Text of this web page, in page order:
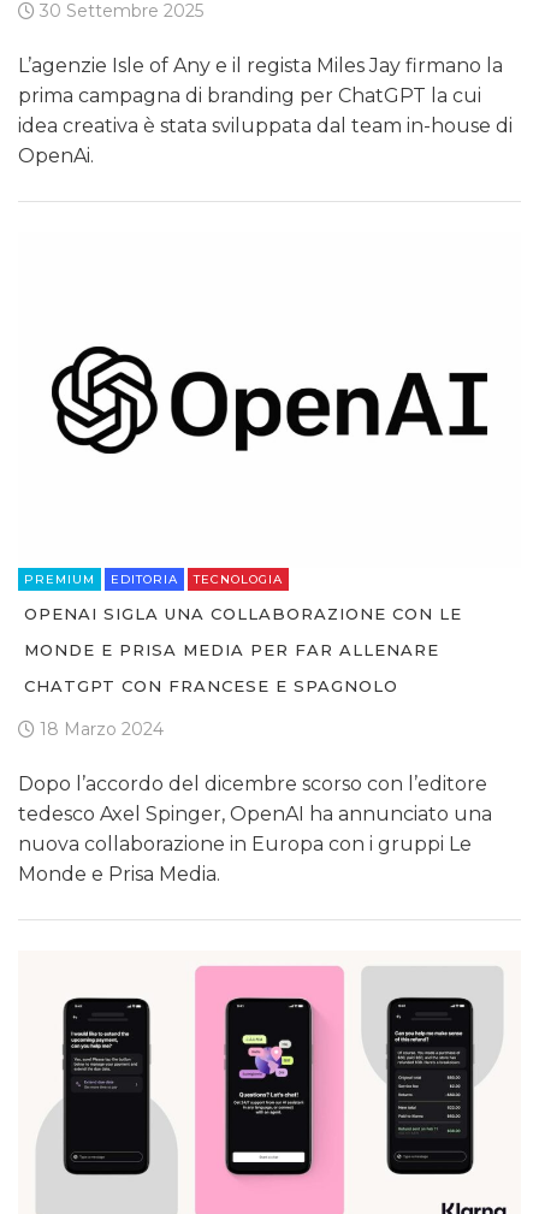
30 Settembre 2025
L’agenzie Isle of Any e il regista Miles Jay firmano la
prima campagna di branding per ChatGPT la cui
idea creativa è stata sviluppata dal team in-house di
OpenAi.
PREMIUM EDITORIA TECNOLOGIA
OPENAI SIGLA UNA COLLABORAZIONE CON LE
MONDE E PRISA MEDIA PER FAR ALLENARE
CHATGPT CON FRANCESE E SPAGNOLO
18 Marzo 2024
Dopo l’accordo del dicembre scorso con l’editore
tedesco Axel Spinger, OpenAI ha annunciato una
nuova collaborazione in Europa con i gruppi Le
Monde e Prisa Media.